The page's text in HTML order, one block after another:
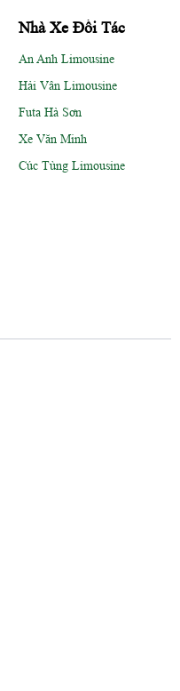
Nhà Xe Đối Tác
An Anh Limousine
Hải Vân Limousine
Futa Hà Sơn
Xe Văn Minh
Cúc Tùng Limousine